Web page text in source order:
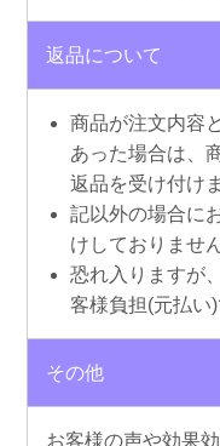
返品について
商品が注文内容
あった場合は、
返品を受け付け
記以外の場合に
けしておりませ
恐れ入りますが
客様負担(元払い
その他
お客様の声や効果